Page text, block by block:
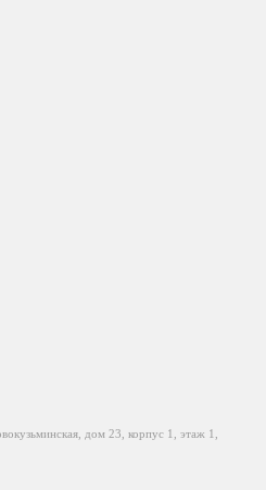
дом 23, корпус 1, этаж 1,